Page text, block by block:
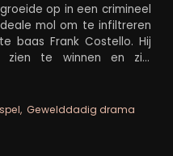
op in een crimineel
mol om te infiltreren
baas Frank Costello. Hij
zien te winnen en zijn
Costello ten val te
iedereen het volste
Gewelddadig drama